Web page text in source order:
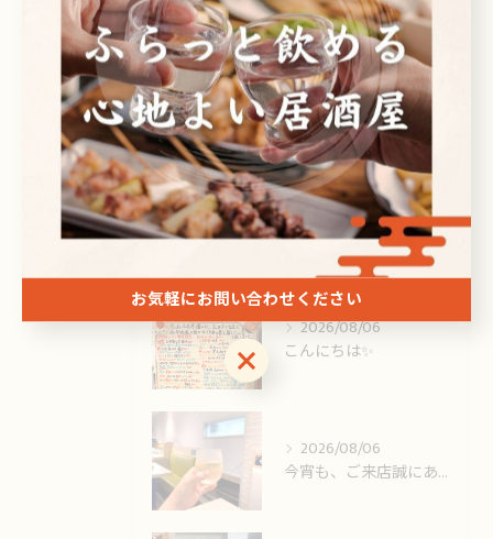
ビール
焼酎
刺身
ドリンク
最近の投稿 Recent Posts
2026/08/06
こんにちは✨️
2026/08/06
今宵も、ご来店誠にありがとうございました🙏
お気軽にお問い合わせください
お気軽にお問い合わせください